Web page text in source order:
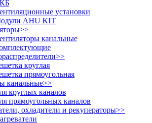
установки
AHU KIT
>>
канальные
>>
круглая
прямоугольная
канальные>>
круглых каналов
прямоугольных каналов
охладители и рекуператоры>>